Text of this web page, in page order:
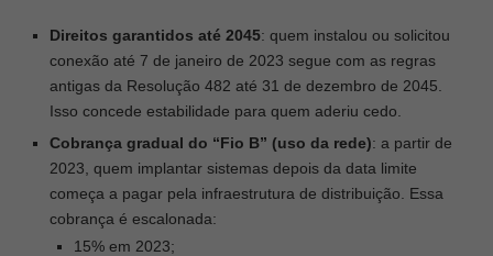
Direitos garantidos até 2045: quem instalou ou solicitou
conexão até 7 de janeiro de 2023 segue com as regras
antigas da Resolução 482 até 31 de dezembro de 2045.
Isso concede estabilidade para quem aderiu cedo.
Cobrança gradual do “Fio B” (uso da rede): a partir de
2023, quem implantar sistemas depois da data limite
começa a pagar pela infraestrutura de distribuição. Essa
cobrança é escalonada:
15% em 2023;